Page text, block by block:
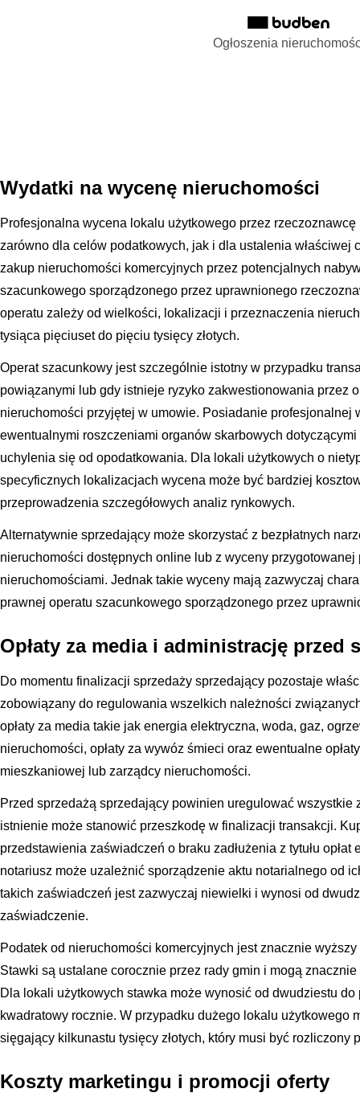
Ogłoszenia
Wydatki na wycenę nieruchomości
Profesjonalna wycena lokalu użytkowego przez
zarówno dla celów podatkowych, jak i dla ustalenia właściwej
zakup nieruchomości komercyjnych przez potencjalnych
szacunkowego sporządzonego przez uprawnionego
operatu zależy od wielkości, lokalizacji i przeznaczenia
tysiąca pięciuset do pięciu tysięcy złotych.
Operat szacunkowy jest szczególnie istotny w przypadku
powiązanymi lub gdy istnieje ryzyko zakwestionowania przez
nieruchomości przyjętej w umowie. Posiadanie profesjonalnej
ewentualnymi roszczeniami organów skarbowych
uchylenia się od opodatkowania. Dla lokali użytkowych o
specyficznych lokalizacjach wycena może być bardziej
przeprowadzenia szczegółowych analiz rynkowych.
Alternatywnie sprzedający może skorzystać z bezpłatnych
nieruchomości dostępnych online lub z wyceny
nieruchomościami. Jednak takie wyceny mają zazwyczaj
prawnej operatu szacunkowego sporządzonego przez
Opłaty za media i administrację przed
Do momentu finalizacji sprzedaży sprzedający pozostaje
zobowiązany do regulowania wszelkich należności
opłaty za media takie jak energia elektryczna, woda, gaz,
nieruchomości, opłaty za wywóz śmieci oraz ewentualne
mieszkaniowej lub zarządcy nieruchomości.
Przed sprzedażą sprzedający powinien uregulować wszystkie
istnienie może stanowić przeszkodę w finalizacji transakcji.
przedstawienia zaświadczeń o braku zadłużenia z tytułu
notariusz może uzależnić sporządzenie aktu notarialnego od
takich zaświadczeń jest zazwyczaj niewielki i wynosi od
zaświadczenie.
Podatek od nieruchomości komercyjnych jest znacznie
Stawki są ustalane corocznie przez rady gmin i mogą
Dla lokali użytkowych stawka może wynosić od dwudziestu do
kwadratowy rocznie. W przypadku dużego lokalu użytkowego
sięgający kilkunastu tysięcy złotych, który musi być rozliczony
Koszty marketingu i promocji oferty